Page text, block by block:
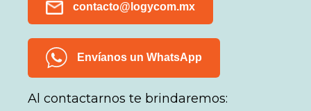
contacto@logycom.mx
Envíanos un WhatsApp
Al contactarnos te brindaremos: